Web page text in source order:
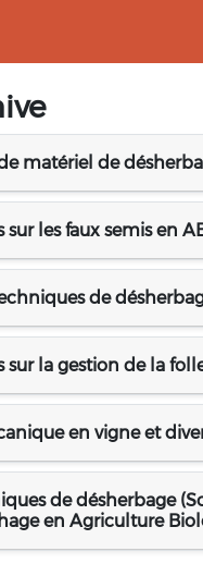
matériel de
sur les faux semis en
de
sur la gestion de la
en vigne et
de désherbage
en Agriculture